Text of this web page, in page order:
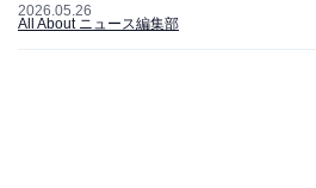
2026.05.26
All About ニュース編集部